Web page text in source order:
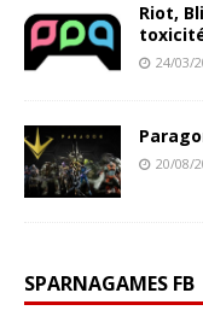
Riot,
24/03/
20/08/
SPARNAGAMES FB